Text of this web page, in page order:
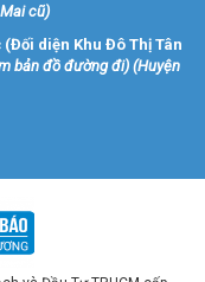
cũ)
(Đối diện Khu Đô Thị Tân
bản đồ đường đi) (Huyện